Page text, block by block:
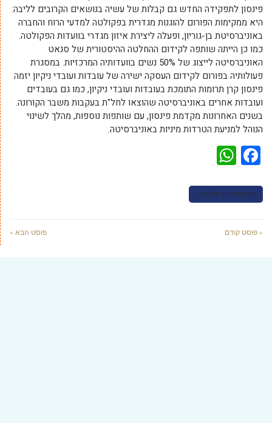
פינסון לתפקידה החדש גם קבלות של עשיה בנושאים הקרובים לליבה:
היא ממקימות הפורום להוגנות מגדרית בפקולטה למדעי הרוח והחברה
באוניברסיטת בן-גוריון, ופעלה ליצירת איזון מגדרי בוועדות הפקולטה.
כמו כן הייתה שותפה לקידום ההחלטה ההיסטורית של סנאט
האוניברסיטה לייצוג של 50% נשים בוועדותיה המרכזיות. במסגרת
פעולותיה בפורום לקידום העסקה ישירה של עובדות ועובדי ניקיון יזמה
פינסון קרן תרומות התומכת בעובדות ועובדי ניקיון, כמו גם בעובדים
ועובדות אחרים באוניברסיטה שהוצאו לחל"ת בעקבות משבר הקורונה.
בשנים האחרונות מקדמת פינסון, עם שותפות נוספות, מהלך לשינוי
הנוהל למניעת הטרדות מיניות באוניברסיטה. ​
Facebook
אוניברסיטת תל אביב
« פוסט קודם פוסט הבא »